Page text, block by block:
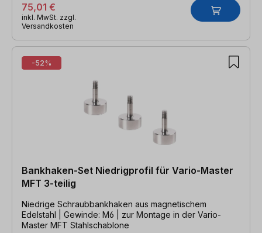
75,01 €
inkl. MwSt. zzgl.
Versandkosten
-52%
Bankhaken-Set Niedrigprofil für Vario-Master
MFT 3-teilig
Niedrige Schraubbankhaken aus magnetischem
Edelstahl | Gewinde: M6 | zur Montage in der Vario-
Master MFT Stahlschablone